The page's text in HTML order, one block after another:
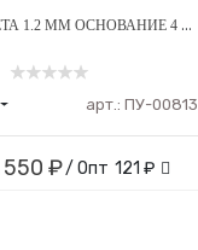
НОЖКА ЛАБРЕТА 1.2 ММ ОСНОВАНИЕ 4 ММ БЕЗРЕЗЬБОВАЯ ТИТАН
арт.: ПУ-00813
550 ₽/ Опт 121 ₽